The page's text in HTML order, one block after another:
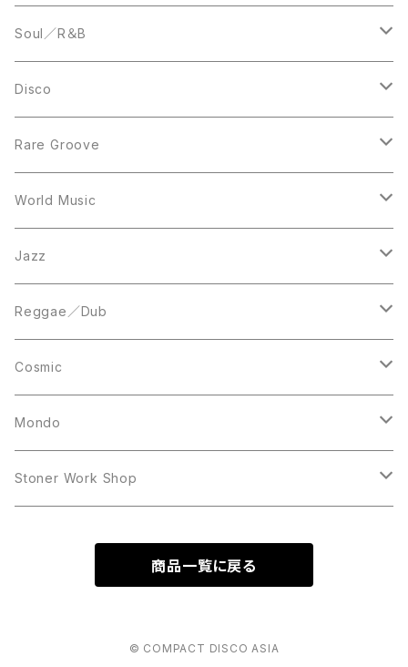
LP
12inch
LP
Soul／R＆B
LP
12inch
Disco
7inch
12inch
LP
Acetate Press
10inch
Rare Groove
12inch
LP
World Music
12inch
LP
Jazz
LP
12inch
Reggae／Dub
LP
12inch
Cosmic
12inch
LP
Mondo
LP
Stoner Work Shop
商品一覧に戻る
© COMPACT DISCO ASIA